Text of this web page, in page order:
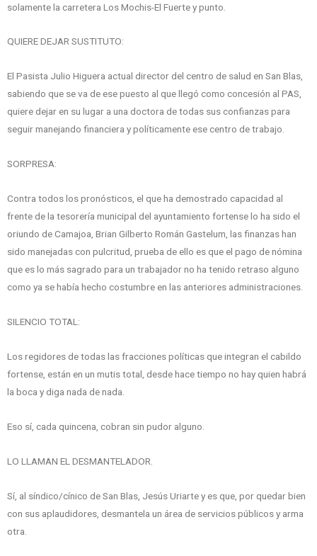
solamente la carretera Los Mochis-El Fuerte y punto.
QUIERE DEJAR SUSTITUTO:
El Pasista Julio Higuera actual director del centro de salud en San Blas,
sabiendo que se va de ese puesto al que llegó como concesión al PAS,
quiere dejar en su lugar a una doctora de todas sus confianzas para
seguir manejando financiera y políticamente ese centro de trabajo.
SORPRESA:
Contra todos los pronósticos, el que ha demostrado capacidad al
frente de la tesorería municipal del ayuntamiento fortense lo ha sido el
oriundo de Camajoa, Brian Gilberto Román Gastelum, las finanzas han
sido manejadas con pulcritud, prueba de ello es que el pago de nómina
que es lo más sagrado para un trabajador no ha tenido retraso alguno
como ya se había hecho costumbre en las anteriores administraciones.
SILENCIO TOTAL:
Los regidores de todas las fracciones políticas que integran el cabildo
fortense, están en un mutis total, desde hace tiempo no hay quien habrá
la boca y diga nada de nada.
Eso sí, cada quincena, cobran sin pudor alguno.
LO LLAMAN EL DESMANTELADOR.
Sí, al síndico/cínico de San Blas, Jesús Uriarte y es que, por quedar bien
con sus aplaudidores, desmantela un área de servicios públicos y arma
otra.